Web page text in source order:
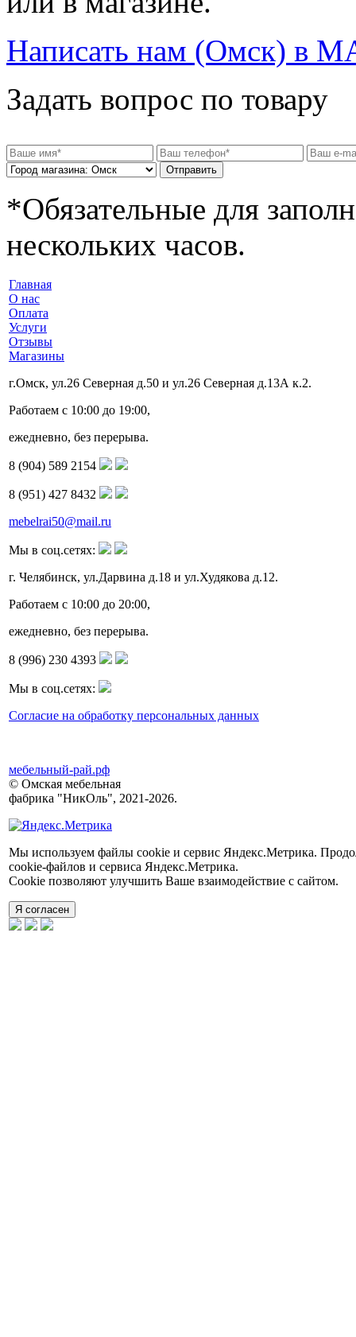
Написать нам (Омск) в
Задать вопрос по товару
Отправить
*Обязательные для
нескольких часов.
Главная
О нас
Оплата
Услуги
Отзывы
Магазины
г.Омск, ул.26 Северная д.50 и ул.26 Северная д.13А к.2.
Работаем с 10:00 до 19:00,
ежедневно, без перерыва.
8 (904) 589 2154
8 (951) 427 8432
mebelrai50@mail.ru
Мы в соц.сетях:
г. Челябинск, ул.Дарвина д.18 и ул.Худякова д.12.
Работаем с 10:00 до 20:00,
ежедневно, без перерыва.
8 (996) 230 4393
Мы в соц.сетях:
Согласие на обработку персональных данных
мебельный-рай.рф
© Омская мебельная
фабрика "НикОль", 2021-2026.
Мы используем файлы cookie и сервис Яндекс.Метрика.
сookie-файлов и сервиса Яндекс.Метрика.
Cookie позволяют улучшить Ваше взаимодействие с сайтом.
Я согласен